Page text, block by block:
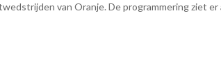
van Oranje. De programmering ziet